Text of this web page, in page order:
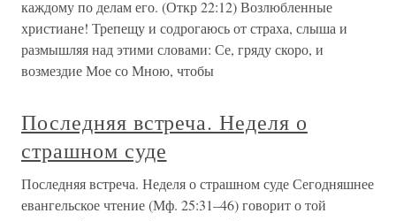
каждому по делам его. (Откр 22:12) Возлюбленные
христиане! Трепещу и содрогаюсь от страха, слыша и
размышляя над этими словами: Се, гряду скоро, и
возмездие Мое со Мною, чтобы
Последняя встреча. Неделя о
страшном суде
Последняя встреча. Неделя о страшном суде Сегодняшнее
евангельское чтение (Мф. 25:31–46) говорит о той